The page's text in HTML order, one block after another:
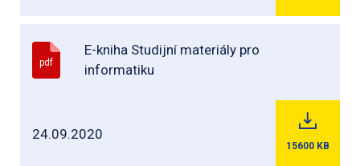
pdf
E-kniha Studijní materiály pro
informatiku
24.09.2020
15600 KB